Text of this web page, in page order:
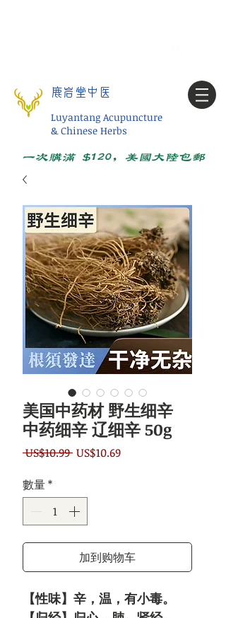
鹿岩堂中医
Luyantang Acupuncture
& Chinese Herbs
一次购满 $120，美国大陆包邮
美国中药材 野生细辛
中药细辛 辽细辛 50g
US$10.99 一
格
US$10.69促
數量*
加到购物车
【性味】辛，温，有小毒。